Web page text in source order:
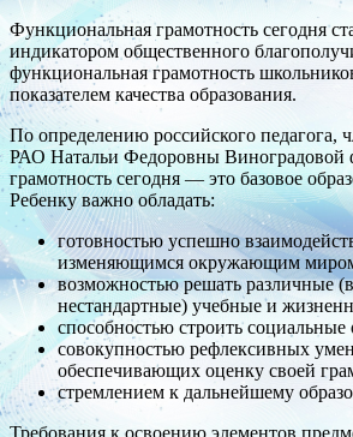
Функциональная грамотность сегодня
индикатором общественного
функциональная грамотность
показателем качества образования.
По определению российского педагога,
РАО Натальи Федоровны Виноградовой
грамотность сегодня — это базовое
Ребенку важно обладать:
готовностью успешно
изменяющимся окружающим
возможностью решать различные
нестандартные) учебные и
способностью строить
совокупностью рефлексивных
обеспечивающих оценку своей
стремлением к дальнейшему
Требования к освоению элементов